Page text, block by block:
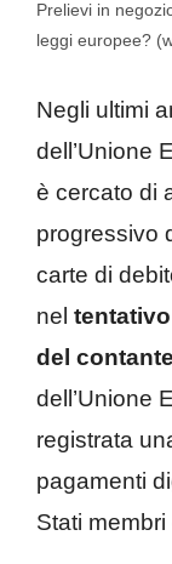
Prelievi in
leggi europee?
Negli ultimi
dell’Unione
è cercato di
progressivo
carte di
nel
del contante
dell’Unione
registrata
pagamenti
Stati membri